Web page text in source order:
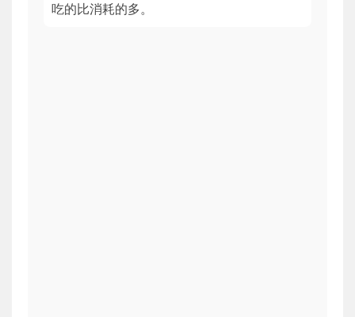
吃的比消耗的多。